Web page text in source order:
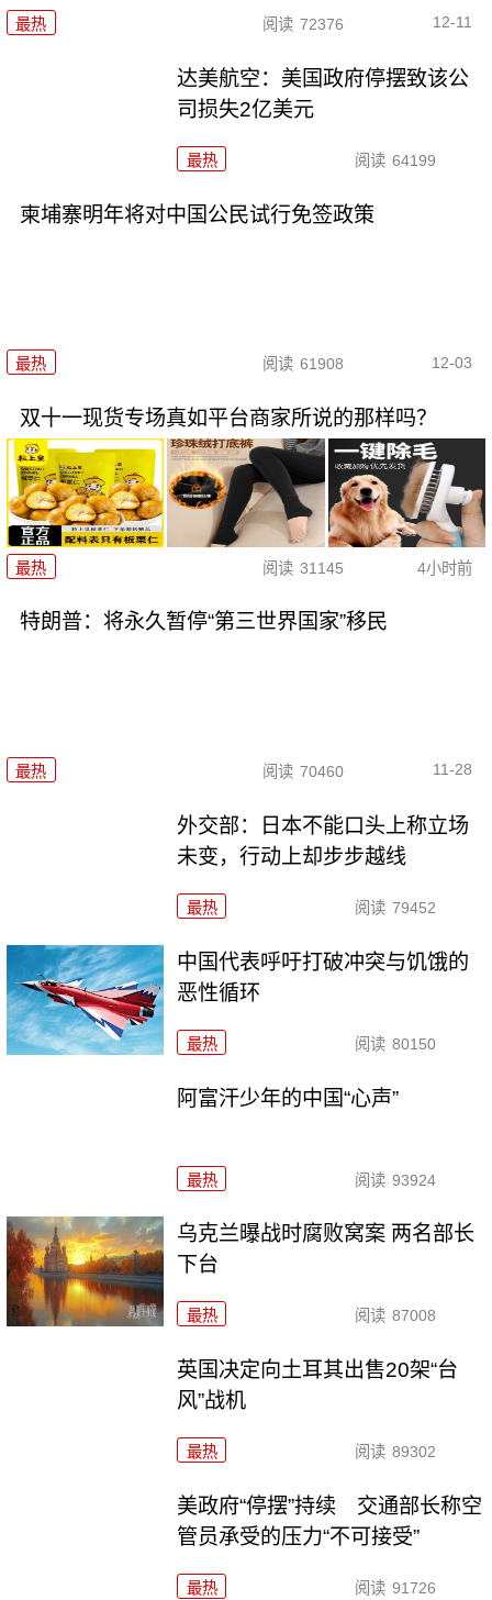
最热 阅读 72376 12-11
达美航空：美国政府停摆致该公
司损失2亿美元
最热 阅读 64199
柬埔寨明年将对中国公民试行免签政策
最热 阅读 61908 12-03
双十一现货专场真如平台商家所说的那样吗？
最热 阅读 31145 4小时前
特朗普：将永久暂停“第三世界国家”移民
最热 阅读 70460 11-28
外交部：日本不能口头上称立场
未变，行动上却步步越线
最热 阅读 79452
中国代表呼吁打破冲突与饥饿的
恶性循环
最热 阅读 80150
阿富汗少年的中国“心声”
最热 阅读 93924
乌克兰曝战时腐败窝案 两名部长
下台
最热 阅读 87008
英国决定向土耳其出售20架“台
风”战机
最热 阅读 89302
美政府“停摆”持续 交通部长称空
管员承受的压力“不可接受”
最热 阅读 91726